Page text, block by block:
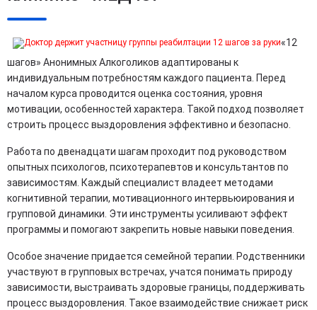
«12
шагов» Анонимных Алкоголиков адаптированы к
индивидуальным потребностям каждого пациента. Перед
началом курса проводится оценка состояния, уровня
мотивации, особенностей характера. Такой подход позволяет
строить процесс выздоровления эффективно и безопасно.
Работа по двенадцати шагам проходит под руководством
опытных психологов, психотерапевтов и консультантов по
зависимостям. Каждый специалист владеет методами
когнитивной терапии, мотивационного интервьюирования и
групповой динамики. Эти инструменты усиливают эффект
программы и помогают закрепить новые навыки поведения.
Особое значение придается семейной терапии. Родственники
участвуют в групповых встречах, учатся понимать природу
зависимости, выстраивать здоровые границы, поддерживать
процесс выздоровления. Такое взаимодействие снижает риск